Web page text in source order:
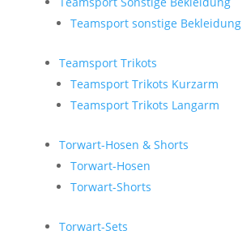
Teamsport sonstige Bekleidung
Teamsport Trikots
Teamsport Trikots Kurzarm
Teamsport Trikots Langarm
Torwart-Hosen & Shorts
Torwart-Hosen
Torwart-Shorts
Torwart-Sets